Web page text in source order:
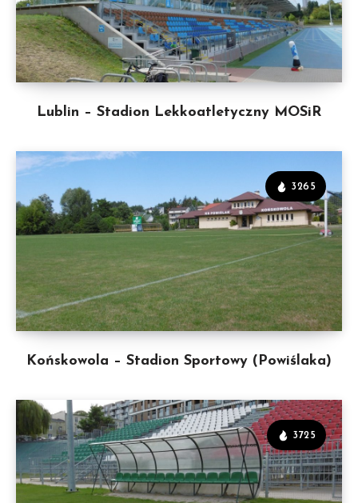
Lublin – Stadion Lekkoatletyczny MOSiR
Końskowola – Stadion Sportowy (Powiślaka)
3265
3725